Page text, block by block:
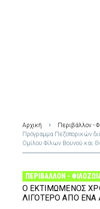
Αρχική
Περιβάλλον -
Πρόγραμμα Πεζοπορικών
Ομίλου Φίλων Βουνού και
ΠΕΡΙΒΆΛΛΟΝ -
Ο ΕΚΤΙΜΏΜΕΝΟΣ
ΛΙΓΌΤΕΡΟ ΑΠΌ ΈΝΑ